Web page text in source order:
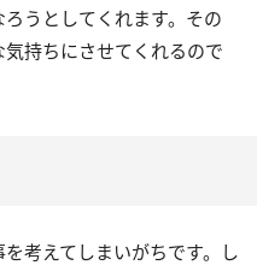
うとしてくれます。その
持ちにさせてくれるので
考えてしまいがちです。し